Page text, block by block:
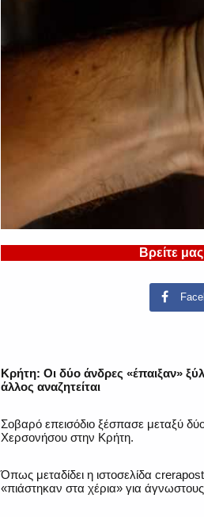
Βρείτε
Κρήτη: Οι δύο άνδρες «έπαιξαν»
άλλος αναζητείται
Σοβαρό επεισόδιο ξέσπασε μεταξύ
Χερσονήσου στην Κρήτη.
Όπως μεταδίδει η ιστοσελίδα
«πιάστηκαν στα χέρια» για